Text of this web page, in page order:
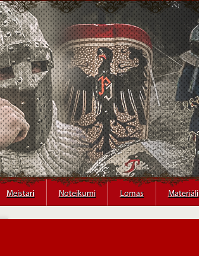
Meistari
Meistari Noteikumi
Noteikumi Lomas
Lomas Materiāli
Materiāli